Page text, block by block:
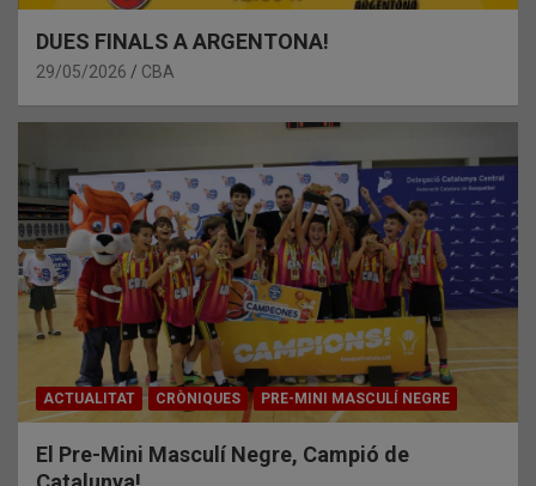
DUES FINALS A ARGENTONA!
29/05/2026 CBA
ACTUALITAT CRÒNIQUES PRE-MINI MASCULÍ NEGRE
El Pre-Mini Masculí Negre, Campió de